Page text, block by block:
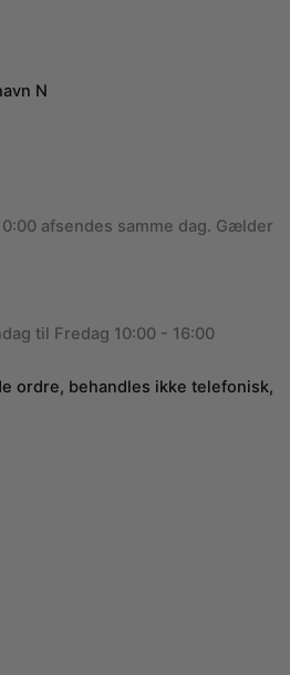
N
afsendes samme dag. Gælder
til Fredag 10:00 - 16:00
ordre, behandles ikke telefonisk,